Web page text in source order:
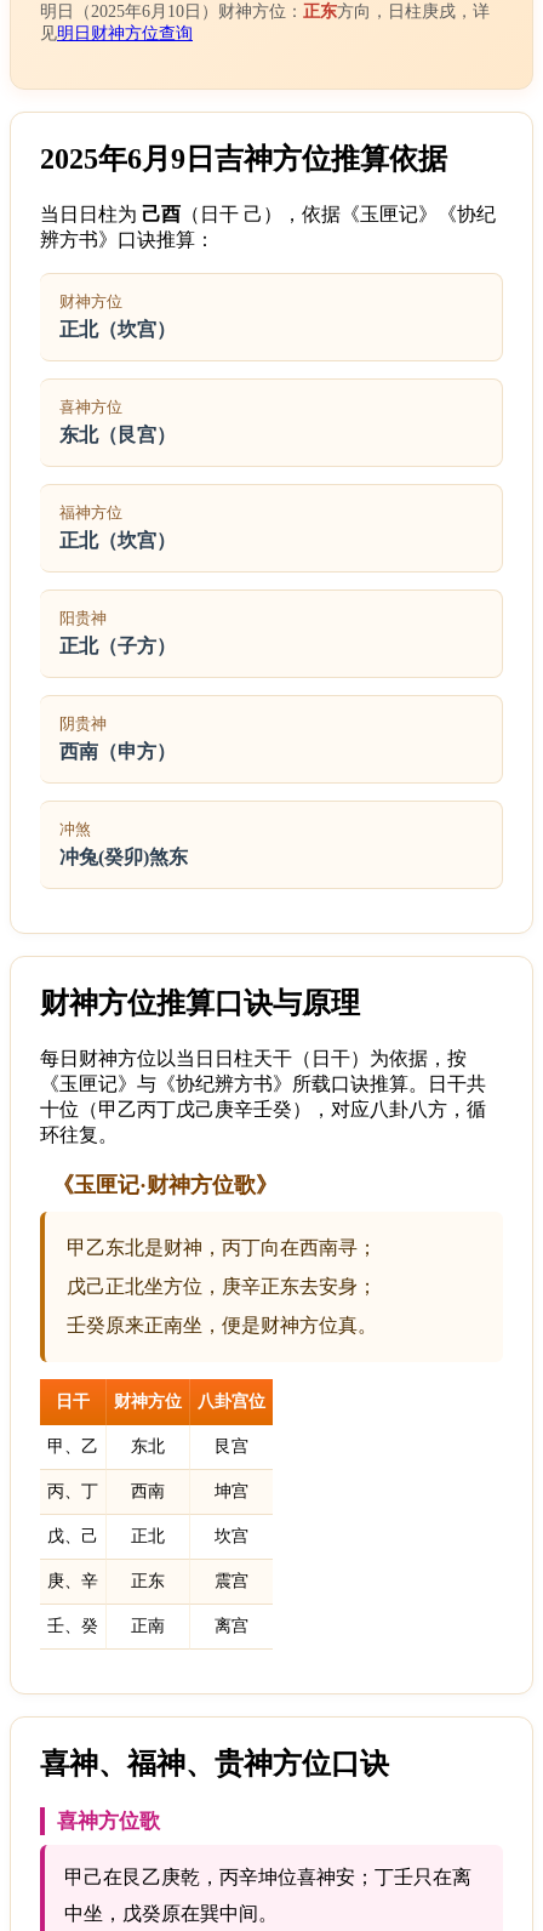
明日（2025年6月10日）财神方位： 正东方向，日柱庚戌，详
见明日财神方位查询
2025年6月9日吉神方位推算依据
当日日柱为 己酉 （日干 己），依据《玉匣记》《协纪
辨方书》口诀推算：
财神方位
正北（坎宫）
喜神方位
东北（艮宫）
福神方位
正北（坎宫）
阳贵神
正北（子方）
阴贵神
西南（申方）
冲煞
冲兔(癸卯)煞东
财神方位推算口诀与原理
每日财神方位以当日日柱天干（日干）为依据，按
《玉匣记》与《协纪辨方书》所载口诀推算。日干共
十位（甲乙丙丁戊己庚辛壬癸），对应八卦八方，循
环往复。
《玉匣记·财神方位歌》
甲乙东北是财神，丙丁向在西南寻；
戊己正北坐方位，庚辛正东去安身；
壬癸原来正南坐，便是财神方位真。
日干 财神方位 八卦宫位
甲、乙 东北 艮宫
丙、丁 西南 坤宫
戊、己 正北 坎宫
庚、辛 正东 震宫
壬、癸 正南 离宫
喜神、福神、贵神方位口诀
喜神方位歌
甲己在艮乙庚乾，丙辛坤位喜神安；丁壬只在离
中坐，戊癸原在巽中间。